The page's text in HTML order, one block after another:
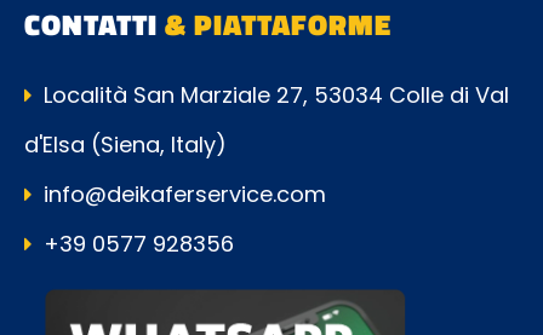
CONTATTI& PIATTAFORME
Località San Marziale 27, 53034 Colle di Val
d'Elsa (Siena, Italy)
info@deikaferservice.com
+39 0577 928356